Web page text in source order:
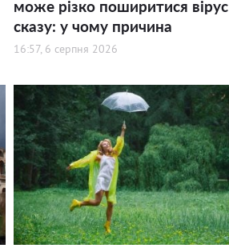
може різко поширитися вірус
сказу: у чому причина
16:57, 6 серпня 2026